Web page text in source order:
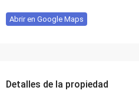
Abrir en Google Maps
Detalles de la propiedad